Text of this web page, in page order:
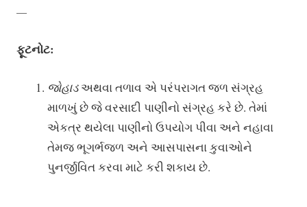
—
ફૂટનોટ:
જોહાડઅથવા તળાવ એ પરંપરાગત જળ સંગ્રહ
માળખું છે જે વરસાદી પાણીનો સંગ્રહ કરે છે. તેમાં
એકત્ર થયેલા પાણીનો ઉપયોગ પીવા અને નહાવા
તેમજ ભૂગર્ભજળ અને આસપાસના કુવાઓને
પુનર્જીવિત કરવા માટે કરી શકાય છે.